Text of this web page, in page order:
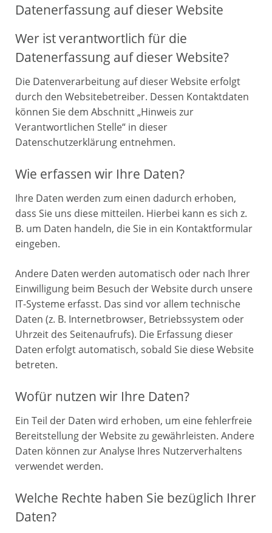
Datenerfassung auf dieser Website
Wer ist verantwortlich für die
Datenerfassung auf dieser Website?
Die Datenverarbeitung auf dieser Website erfolgt
durch den Websitebetreiber. Dessen Kontaktdaten
können Sie dem Abschnitt „Hinweis zur
Verantwortlichen Stelle“ in dieser
Datenschutzerklärung entnehmen.
Wie erfassen wir Ihre Daten?
Ihre Daten werden zum einen dadurch erhoben,
dass Sie uns diese mitteilen. Hierbei kann es sich z.
B. um Daten handeln, die Sie in ein Kontaktformular
eingeben.
Andere Daten werden automatisch oder nach Ihrer
Einwilligung beim Besuch der Website durch unsere
IT-Systeme erfasst. Das sind vor allem technische
Daten (z. B. Internetbrowser, Betriebssystem oder
Uhrzeit des Seitenaufrufs). Die Erfassung dieser
Daten erfolgt automatisch, sobald Sie diese Website
betreten.
Wofür nutzen wir Ihre Daten?
Ein Teil der Daten wird erhoben, um eine fehlerfreie
Bereitstellung der Website zu gewährleisten. Andere
Daten können zur Analyse Ihres Nutzerverhaltens
verwendet werden.
Welche Rechte haben Sie bezüglich Ihrer
Daten?